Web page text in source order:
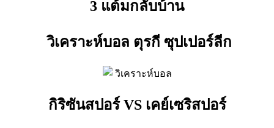
3 แต้มกลับบ้าน
วิเคราะห์บอล ตุรกี ซุปเปอร์ลีก
กิริซันสปอร์ VS เคย์เซริสปอร์